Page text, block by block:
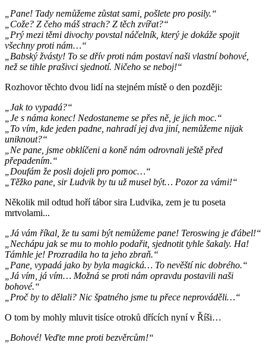
„Pane! Tady nemůžeme zůstat sami, pošlete pro posily.“
„Cože? Z čeho máš strach? Z těch zvířat?“
„Prý mezi těmi divochy povstal náčelník, který je dokáže spojit
všechny proti nám…“
„Babský žvásty! To se dřív proti nám postaví naši vlastní bohové,
než se tihle prašivci sjednotí. Ničeho se neboj!“
Rozhovor těchto dvou lidí na stejném místě o den později:
„Jak to vypadá?“
„Je s náma konec! Nedostaneme se přes ně, je jich moc.“
„To vím, kde jeden padne, nahradí jej dva jiní, nemůžeme nijak
uniknout?“
„Ne pane, jsme obklíčeni a koně nám odrovnali ještě před
přepadením.“
„Doufám že posli dojeli pro pomoc…“
„Těžko pane, sir Ludvik by tu už musel být… Pozor za vámi!“
Několik mil odtud hoří tábor sira Ludvika, zem je tu poseta
mrtvolami...
„Já vám říkal, že tu sami být nemůžeme pane! Teroswing je ďábel!“
„Nechápu jak se mu to mohlo podařit, sjednotit tyhle šakaly. Ha!
Támhle je! Prozradila ho ta jeho zbraň.“
„Pane, vypadá jako by byla magická… To nevěští nic dobrého.“
„Já vím, já vím… Možná se proti nám opravdu postavili naši
bohové.“
„Proč by to dělali? Nic špatného jsme tu přece neprováděli…“
O tom by mohly mluvit tisíce otroků dřících nyní v Říši…
„Bohové! Veďte mne proti bezvěrcům!“